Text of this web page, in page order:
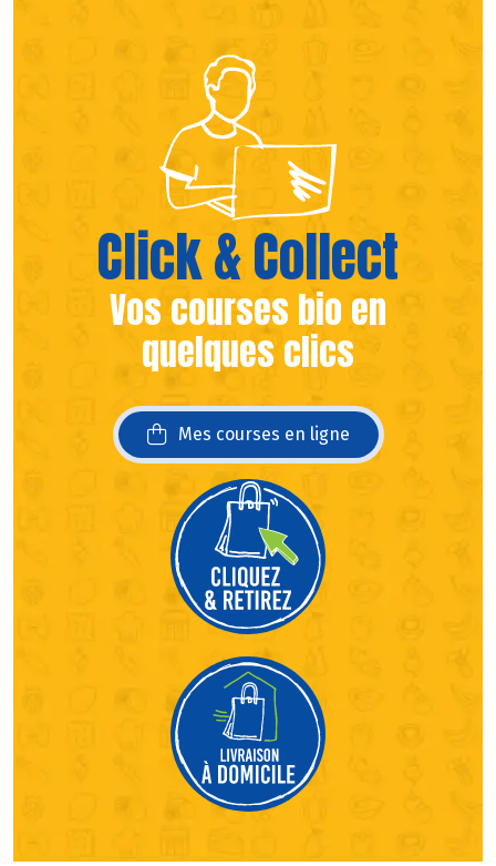
Click & Collect
Vos courses bio en
quelques clics
Mes courses en ligne